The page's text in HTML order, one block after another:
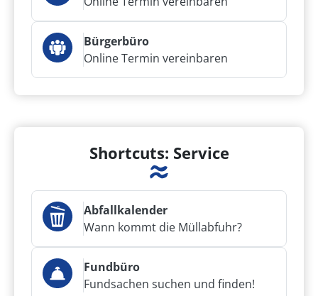
Bürgerbüro
Online Termin vereinbaren
Shortcuts: Service
Abfallkalender
Wann kommt die Müllabfuhr?
Fundbüro
Fundsachen suchen und finden!